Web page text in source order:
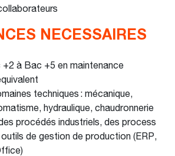
NECESSAIRES
à Bac +5 en maintenance
techniques : mécanique,
hydraulique, chaudronnerie
procédés industriels, des process
de gestion de production (ERP,